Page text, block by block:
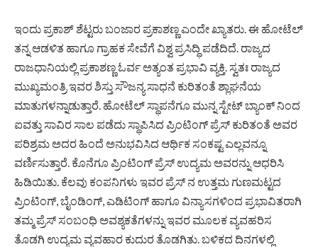
ಇಂದು ಪ್ರಕಾಶ್ ಶೆಟ್ಟರು ಬಂಜಾರ ಪ್ರಕಾಶಣ್ಣ ಎಂದೇ ಖ್ಯಾತರು. ಈ ಹೋಟೆಲ್
ತನ್ನ ಆಡಳಿತ ಹಾಗೂ ಗ್ರಾಹಕ ಸೇವೆಗೆ ವಿಶ್ವ ಪ್ರಸಿದ್ಧಿ ಪಡೆದಿದೆ. ರಾಜ್ಯದ
ರಾಜಧಾನಿಯಲ್ಲಿ ಪ್ರಕಾಶಣ್ಣ ಓರ್ವ ಅತ್ಯಂತ ಪ್ರಭಾವಿ ವ್ಯಕ್ತಿ. ಸ್ವತಃ ರಾಜ್ಯದ
ಮುಖ್ಯಮಂತ್ರಿ ಇವರ ಶಿಸ್ತು ಸೌಜನ್ಯ ಸಾಧನೆ ಕುರಿತಂತೆ ಶ್ಲಾಘನೆಯ
ಮಾತುಗಳನ್ನಾಡುತ್ತಾರೆ. ಹೋಟೆಲ್ ಸ್ಥಾಪನೆಗೂ ಮುನ್ನ ಸ್ಟೇಟ್ ಬ್ಯಾಂಕ್ ನಿಂದ
ಐವತ್ತು ಸಾವಿರ ಸಾಲ ಪಡೆದು ಸ್ಥಾಪಿಸಿದ ಪ್ರಿಂಟಿಂಗ್ ಪ್ರೆಸ್ ಕುರಿತಂತೆ ಅವರ
ಪರಿಶ್ರಮ ಅದರ ಹಿಂದೆ ಅನುಭವಿಸಿದ ಆರ್ಥಿಕ ಸಂಕಷ್ಟ ಎಲ್ಲವನ್ನೂ
ವರ್ಣಿಸುತ್ತಾರೆ. ಕೊನೆಗೂ ಪ್ರಿಂಟಿಂಗ್ ಪ್ರೆಸ್ ಉದ್ಯಮ ಅವರನ್ನು ಆಧರಿಸಿ
ಹಿಡಿಯಿತು. ಕೆಲವು ಕಂಪನಿಗಳು ಇವರ ಪ್ರೆಸ್ ನ ಉತ್ತಮ ಗುಣಮಟ್ಟದ
ಪ್ರಿಂಟಿಂಗ್, ಬೈಂಡಿಂಗ್, ಎಡಿಟಿಂಗ್ ಹಾಗೂ ವಿನ್ಯಾಸಗಳಿಂದ ಪ್ರಭಾವಿತರಾಗಿ
ತಮ್ಮ ಪ್ರೆಸ್ ಸಂಬಂಧಿ ಅವಶ್ಯಕತೆಗಳನ್ನು ಇವರ ಮೂಲಕ ವ್ಯವಹರಿಸ
ತೊಡಗಿ ಉದ್ಯಮ ವ್ಯವಹಾರ ಕುದುರ ತೊಡಗಿತು. ಬಳಿಕದ ದಿನಗಳಲ್ಲಿ